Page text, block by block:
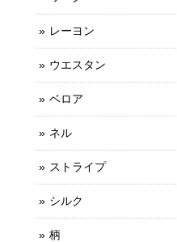
レーヨン
ウエスタン
ベロア
ネル
ストライプ
シルク
柄